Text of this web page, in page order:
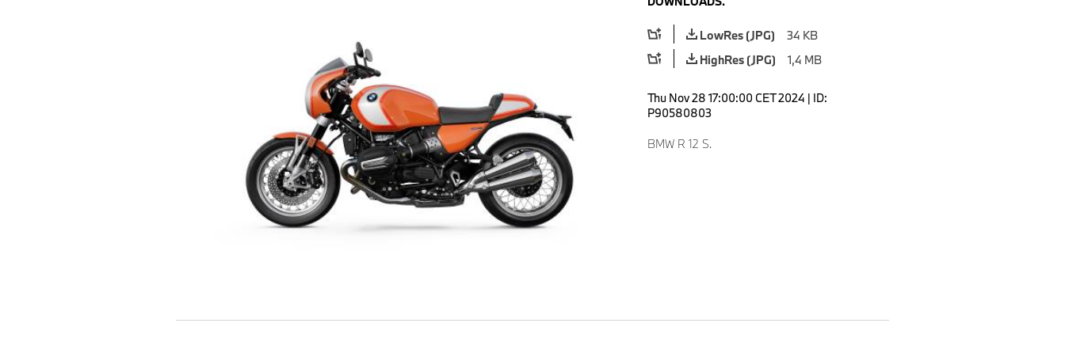
LowRes (JPG)
34 KB
HighRes (JPG)
1,4 MB
Thu Nov 28 17:00:00 CET 2024 | ID:
P90580803
BMW R 12 S.